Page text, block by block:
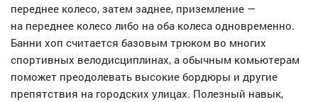
переднее колесо, затем заднее, приземление —
на переднее колесо либо на оба колеса одновременно.
Банни хоп считается базовым трюком во многих
спортивных велодисциплинах, а обычным комьютерам
поможет преодолевать высокие бордюры и другие
препятствия на городских улицах. Полезный навык,